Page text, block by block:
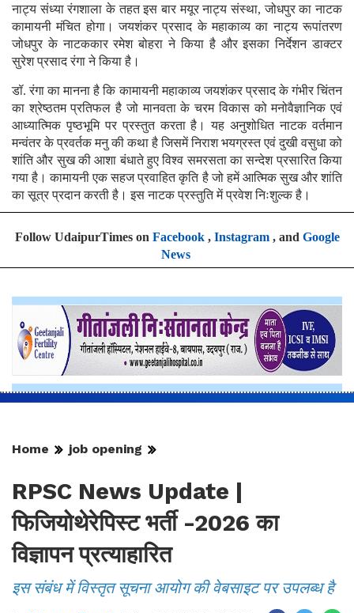
नाट्य संध्या रंगशाला के तहत इस बार मयूर नाट्य संस्था, जोधपुर का नाटक
कामायनी मंचित होगा। जयशंकर प्रसाद के महाकाव्य का नाट्य रूपांतरण
जोधपुर के नाटककार रमेश बोहरा ने किया है और इसका निर्देशन डाक्टर
सुरेश प्रसाद रंगा ने किया है।
डॉ. रंगा का मानना है कि कामायनी महाकाव्य जयशंकर प्रसाद के गंभीर चिंतन
का श्रेष्ठतम प्रतिफल है जो मानवता के चरम विकास को मनोवैज्ञानिक एवं
आध्यात्मिक पृष्ठभूमि पर प्रस्तुत करता है। यह अनुशोधित नाटक वर्तमान
मन्वंतर के प्रवर्तक मनु की कथा है जिसमें निराश भयग्रस्त एवं दुखी वसुधा को
शांति और सुख की आशा बंधाते हुए विश्व समरसता का सन्देश प्रसारित किया
गया है। कामायनी एक सहज प्रवाहित कृति है जो हमें आत्मिक सुख और शांति
का सूत्र प्रदान करती है। इस नाटक प्रस्तुति में प्रवेश निःशुल्क है।
Facebook
News
RPSC News Update |
फिजियोथेरेपिस्ट भर्ती -2026 का
विज्ञापन प्रत्याहारित
इस संबंध में विस्तृत सूचना आयोग की वेबसाइट पर उपलब्ध है